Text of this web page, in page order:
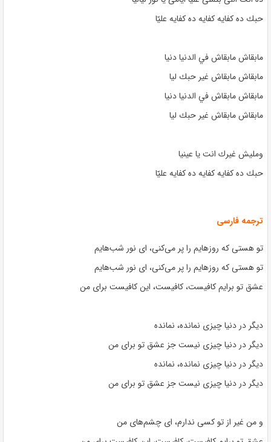
حبك ده كفايه كفايه ده كفايه عليّا
مابقاش مابقاش في الدنيا دنيا
مابقاش مابقاش غير حبك ليا
مابقاش مابقاش في الدنيا دنيا
مابقاش مابقاش غير حبك ليا
ومليش غيرك انت يا عينيا
حبك ده كفايه كفايه ده كفايه عليّا
ترجمه فارسی
تو هستی که روزهایم را پر می‌کنی، ای نور شب‌هایم
تو هستی که روزهایم را پر می‌کنی، ای نور شب‌هایم
عشق تو برایم کافیست، کافیست، این کافیست برای من
دیگر در دنیا چیزی نمانده، نمانده
دیگر در دنیا چیزی نیست جز عشق تو برای من
دیگر در دنیا چیزی نمانده، نمانده
دیگر در دنیا چیزی نیست جز عشق تو برای من
و من غیر از تو کسی ندارم، ای چشم‌های من